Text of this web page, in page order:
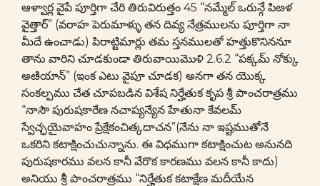
ఆళ్వార్ల వైపే పూర్తిగా చేరి తిరువిరుత్తం 45 “నమ్మేల్ ఒరున్గే పిఴళ
వైత్తార్” (వరాహ పెరుమాళ్ళు తన దివ్య నేత్రములను పూర్తిగా నా
మీదే ఉంచాడు) పిరాట్టిమార్లు తమ స్తనములతో హత్తుకొనిననూ
తాను వారిని చూడకుండా తిరువాయిమొళి 2.6.2 “పక్కమ్ నోక్కు
అఴియాన్” (ఇంక ఎటు వైపూ చూడక) అనగా తన యొక్క
సంకల్పము చేత చూపబడిన విశేష నిర్హేతుక కృప శ్రీ పాంచరాత్రము
“నాసౌ పురుషకారేణ నచాప్యన్యేన హేతునా కేవలమ్
స్వేచ్ఛయైవాహం ప్రేక్షేకంచిత్కదాచన”(నేను నా ఇష్టముతోనే
ఒకరిని కటాక్షించుచున్నాను. ఈ విధముగా కటాక్షించుట అనునది
పురుషకారము వలన కానీ వేరొక కారణము వలన కానీ కాదు)
అనియు శ్రీ పాంచరాత్రము “నిర్హేతుక కటాక్షేణ మదీయేన